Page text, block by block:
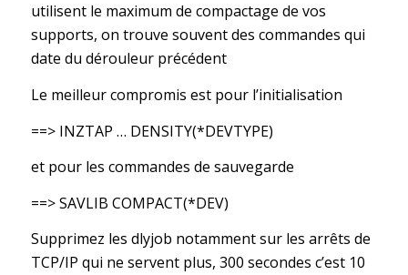
utilisent le maximum de compactage de vos
supports, on trouve souvent des commandes qui
date du dérouleur précédent
Le meilleur compromis est pour l’initialisation
==> INZTAP … DENSITY(*DEVTYPE)
et pour les commandes de sauvegarde
==> SAVLIB COMPACT(*DEV)
Supprimez les dlyjob notamment sur les arrêts de
TCP/IP qui ne servent plus, 300 secondes c’est 10